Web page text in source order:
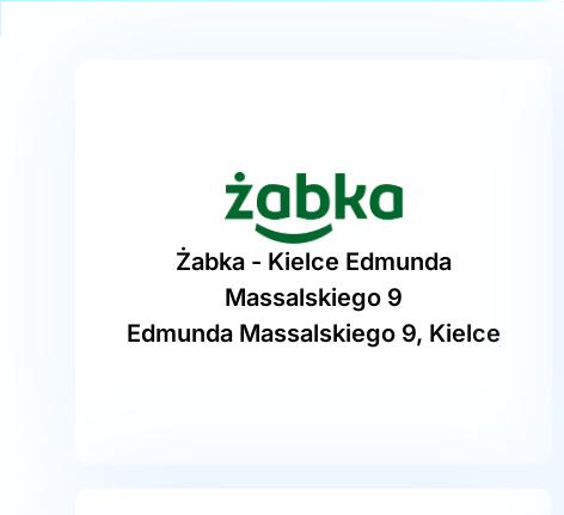
Żabka - Kielce Edmunda
Massalskiego 9
Edmunda Massalskiego 9, Kielce